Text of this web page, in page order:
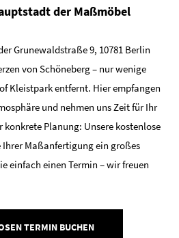
der Maßmöbel
Grunewaldstraße 9, 10781 Berlin
von Schöneberg – nur wenige
Kleistpark entfernt. Hier empfangen
und nehmen uns Zeit für Ihr
konkrete Planung: Unsere kostenlose
Maßanfertigung ein großes
einfach einen Termin – wir freuen
TERMIN BUCHEN